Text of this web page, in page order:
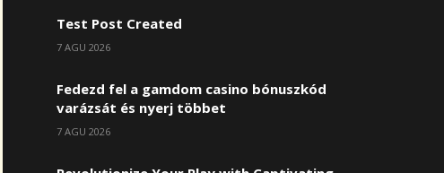
Test Post Created
7 AGU 2026
Fedezd fel a gamdom casino bónuszkód
varázsát és nyerj többet
7 AGU 2026